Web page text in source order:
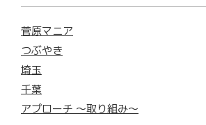
菅原マニア
つぶやき
埼玉
千葉
アプローチ 〜取り組み〜